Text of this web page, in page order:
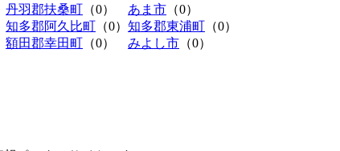
丹羽郡扶桑町 （0） あま市 （0）
知多郡阿久比町 （0） 知多郡東浦町 （0）
額田郡幸田町 （0） みよし市 （0）